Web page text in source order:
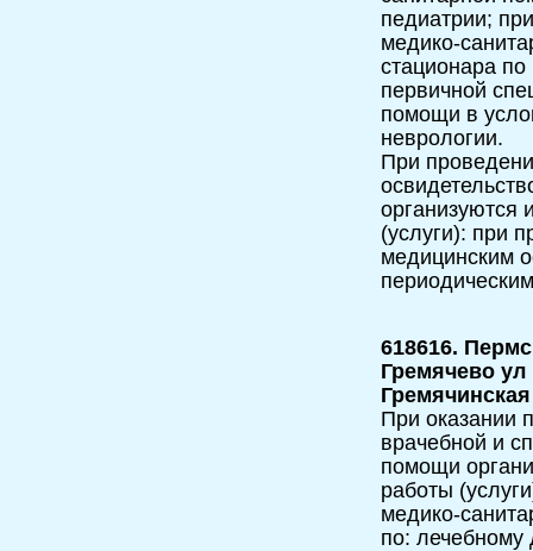
педиатрии;
медико-
стационара
первичной
помощи в
неврологии.
При
(услуги): при
медицинским
618616.
Гремячево
При оказании
врачебной и
помощи
работы
медико-
по: лечебному